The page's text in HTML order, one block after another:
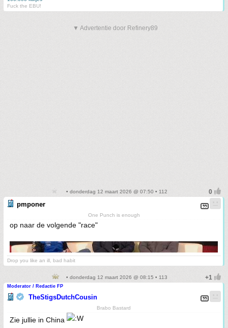
Fuck the EBU!
▼ Advertentie door Refinery89
• donderdag 12 maart 2026 @ 07:50 • 112
pmponer
One Punch is enough
op naar de volgende "race"
Drop you like an ill, bad habit
• donderdag 12 maart 2026 @ 08:15 • 113
Moderator / Redactie FP
TheStigsDutchCousin
Brabo Bastard
Zie jullie in China